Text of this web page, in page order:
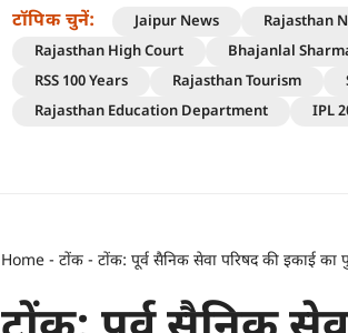
टॉपिक चुनें: Jaipur News Rajasthan
Rajasthan High Court
Bhajanlal
RSS 100 Years
Rajasthan Tourism
Rajasthan Education Department
IPL
Home - टोंक - टोंक: पूर्व सैनिक सेवा परिषद की इकाई का